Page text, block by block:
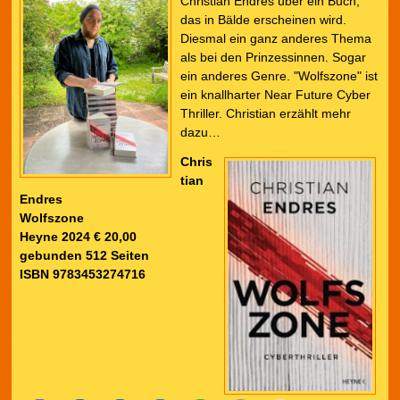
das in Bälde erscheinen wird.
Diesmal ein ganz anderes Thema
als bei den Prinzessinnen. Sogar
ein anderes Genre. "Wolfszone" ist
ein knallharter Near Future Cyber
Thriller. Christian erzählt mehr
dazu…
Chris
tian
Endres
Wolfszone
Heyne2024 € 20,00
gebunden 512 Seiten
ISBN 9783453274716